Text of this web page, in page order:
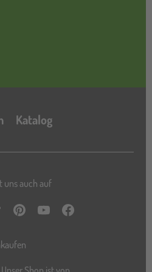
Katalog
Katalog
uns auch auf
TikTokPinterestYouTubeFacebook